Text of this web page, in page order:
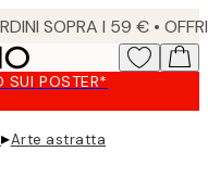
POSTER*
▸Arte astratta